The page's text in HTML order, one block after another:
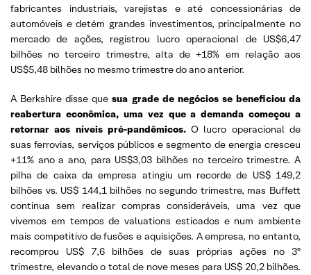
fabricantes industriais, varejistas e até concessionárias de
automóveis e detém grandes investimentos, principalmente no
mercado de ações, registrou lucro operacional de US$6,47
bilhões no terceiro trimestre, alta de +18% em relação aos
US$5,48 bilhões no mesmo trimestre do ano anterior.
A Berkshire disse quesua grade de negócios se beneficiou da
reabertura econômica, uma vez que a demanda começou a
retornar aos níveis pré-pandêmicos.O lucro operacional de
suas ferrovias, serviços públicos e segmento de energia cresceu
+11% ano a ano, para US$3,03 bilhões no terceiro trimestre. A
pilha de caixa da empresa atingiu um recorde de US$ 149,2
bilhões vs. US$ 144,1 bilhões no segundo trimestre, mas Buffett
continua sem realizar compras consideráveis, uma vez que
vivemos em tempos de valuations esticados e num ambiente
mais competitivo de fusões e aquisições. A empresa, no entanto,
recomprou US$ 7,6 bilhões de suas próprias ações no 3º
trimestre, elevando o total de nove meses para US$ 20,2 bilhões.